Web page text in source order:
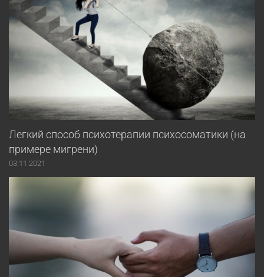
Легкий способ психотерапии психосоматики (на
примере мигрени)
03.11.2021